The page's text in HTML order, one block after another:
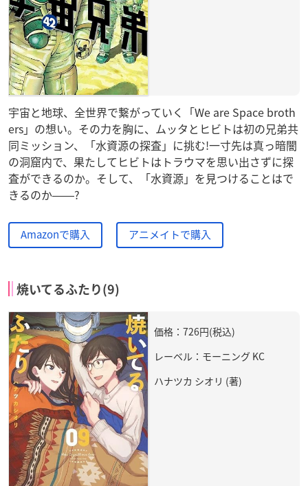
宇宙と地球、全世界で繋がっていく「We are Space broth
ers」の想い。その力を胸に、ムッタとヒビトは初の兄弟共
同ミッション、「水資源の探査」に挑む!一寸先は真っ暗闇
の洞窟内で、果たしてヒビトはトラウマを思い出さずに探
査ができるのか。そして、「水資源」を見つけることはで
きるのか――?
Amazonで購入 アニメイトで購入
焼いてるふたり(9)
価格：726円(税込)
レーベル：モーニング KC
ハナツカ シオリ (著)